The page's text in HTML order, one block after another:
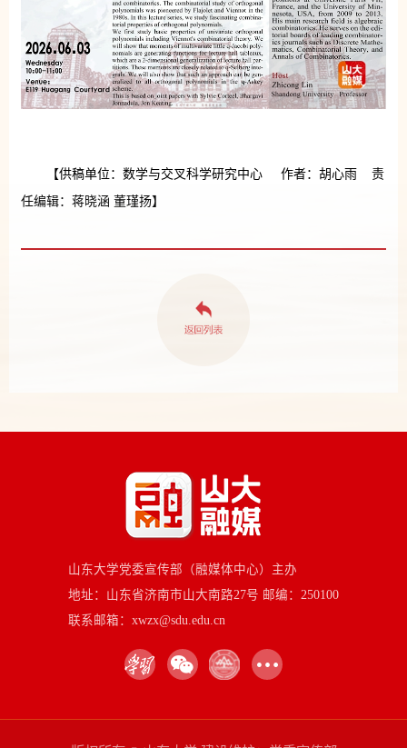
【供稿单位：数学与交叉科学研究中心 作者：胡心雨 责
任编辑：蒋晓涵 董瑾扬】
山东大学党委宣传部（融媒体中心）主办
地址：山东省济南市山大南路27号 邮编：250100
联系邮箱：xwzx@sdu.edu.cn